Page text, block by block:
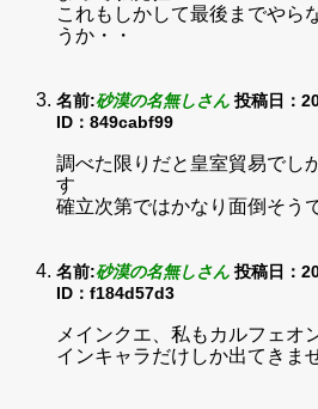
これもしかして最後までやら
うか・・
名前:砂漠の名無しさん 投稿日：
ID：849cabf99
調べた限りだと皇室貿易でし
す
確立次第ではかなり面倒そう
名前:砂漠の名無しさん 投稿日：
ID：f184d57d3
メインクエ、私もカルフェオ
インキャラだけしか出てきま